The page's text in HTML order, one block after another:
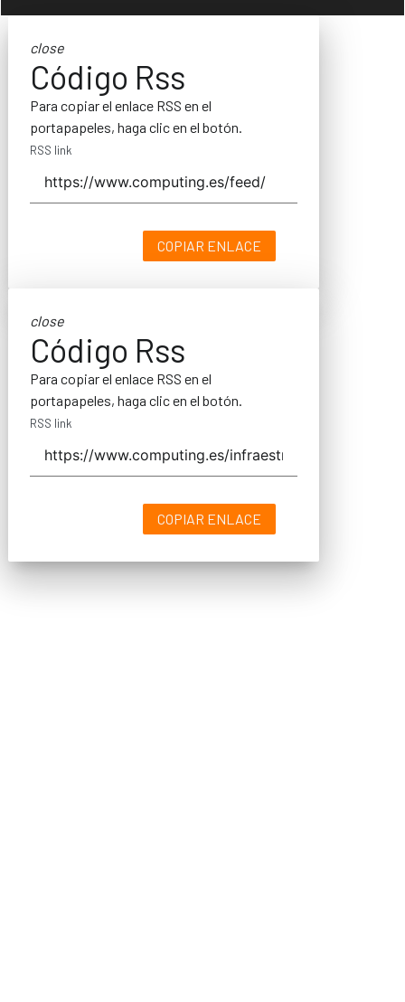
close
Código Rss
Para copiar el enlace RSS en el
portapapeles, haga clic en el botón.
RSS link
COPIAR ENLACE
close
Código Rss
Para copiar el enlace RSS en el
portapapeles, haga clic en el botón.
RSS link
COPIAR ENLACE